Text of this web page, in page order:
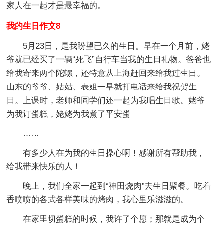
家人在一起才是最幸福的。
我的生日作文8
5月23日，是我盼望已久的生日。早在一个月前，姥
爷就已经买了一辆“死飞”自行车当我的生日礼物。爸爸也
给我寄来两个陀螺，还特意从上海赶回来给我过生日。
山东的爷爷、姑姑、表姐一早就打电话来给我祝贺生
日。上课时，老师和同学们还一起为我唱生日歌。姥爷
为我订蛋糕，姥姥为我煮了平安蛋
……
有多少人在为我的生日操心啊！感谢所有帮助我，
给我带来快乐的人！
晚上，我们全家一起到“神田烧肉”去生日聚餐。吃着
香喷喷的各式各样美味的烤肉，我心里乐滋滋的。
在家里切蛋糕的时候，我许了个愿；那就是成为个